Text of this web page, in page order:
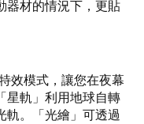
器材的情況下，更貼
特效模式，讓您在夜幕
星軌」利用地球自轉
軌。「光繪」可透過